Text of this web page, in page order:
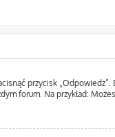
przycisk
forum. Na przykład: